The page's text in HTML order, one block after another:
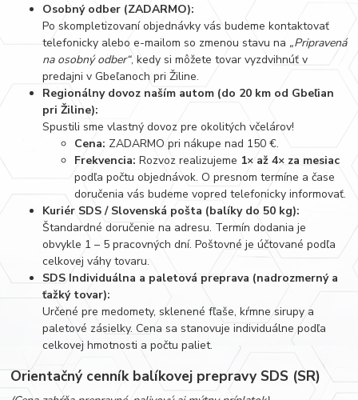
Osobný odber (ZADARMO):
Po skompletizovaní objednávky vás budeme kontaktovať
telefonicky alebo e-mailom so zmenou stavu na „Pripravená
na osobný odber“, kedy si môžete tovar vyzdvihnúť v
predajni v Gbeľanoch pri Žiline.
Regionálny dovoz naším autom (do 20 km od Gbeľian
pri Žiline):
Spustili sme vlastný dovoz pre okolitých včelárov!
Cena: ZADARMO pri nákupe nad 150 €.
Frekvencia: Rozvoz realizujeme 1× až 4× za mesiac
podľa počtu objednávok. O presnom termíne a čase
doručenia vás budeme vopred telefonicky informovať.
Kuriér SDS / Slovenská pošta (balíky do 50 kg):
Štandardné doručenie na adresu. Termín dodania je
obvykle 1 – 5 pracovných dní. Poštovné je účtované podľa
celkovej váhy tovaru.
SDS Individuálna a paletová preprava (nadrozmerný a
ťažký tovar):
Určené pre medomety, sklenené fľaše, kŕmne sirupy a
paletové zásielky. Cena sa stanovuje individuálne podľa
celkovej hmotnosti a počtu paliet.
Orientačný cenník balíkovej prepravy SDS (SR)